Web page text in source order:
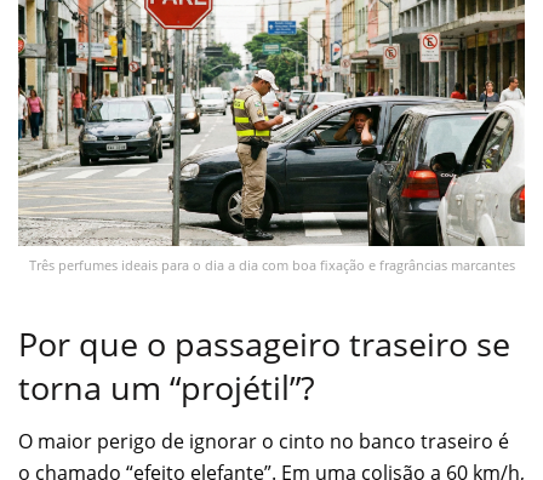
Três perfumes ideais para o dia a dia com boa fixação e fragrâncias marcantes
Por que o passageiro traseiro se
torna um “projétil”?
O maior perigo de ignorar o cinto no banco traseiro é
o chamado “efeito elefante”. Em uma colisão a 60 km/h,